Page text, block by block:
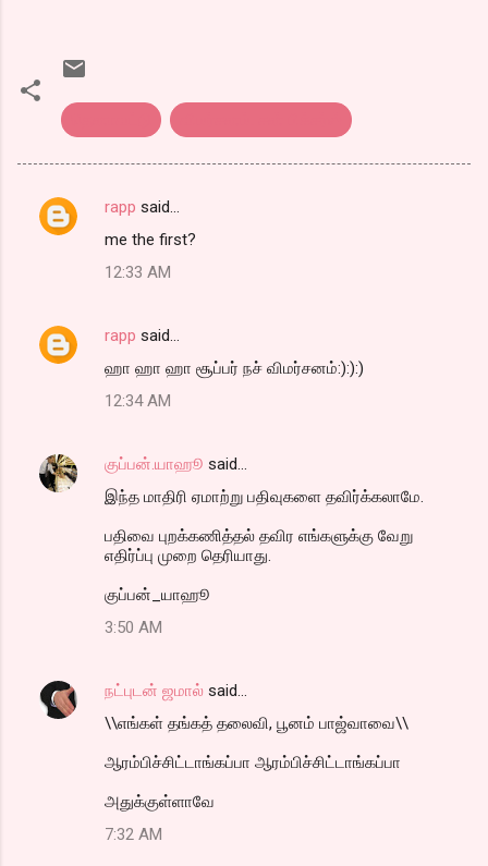
C
e
rapp said…
me the first?
12:33 AM
rapp said…
ஹா ஹா ஹா சூப்பர் நச் விமர்சனம்:):):)
12:34 AM
குப்பன்.யாஹூ said…
இந்த மாதிரி ஏமாற்று பதிவுகளை தவிர்க்கலாமே.
பதிவை புறக்கணித்தல் தவிர எங்களுக்கு வேறு
எதிர்ப்பு முறை தெரியாது.
குப்பன்_யாஹூ
3:50 AM
நட்புடன் ஜமால் said…
\\எங்கள் தங்கத் தலைவி, பூனம் பாஜ்வாவை\\
ஆரம்பிச்சிட்டாங்கப்பா ஆரம்பிச்சிட்டாங்கப்பா
அதுக்குள்ளாவே
7:32 AM